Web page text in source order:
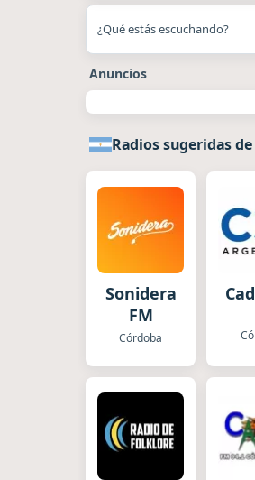
¿Qué estás escuchando?
Anuncios
Radios sugeridas
Sonidera
FM
Córdoba